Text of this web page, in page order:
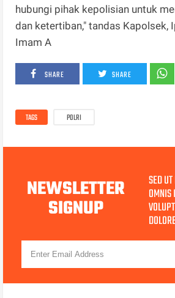
hubungi pihak kepolisian untuk
dan ketertiban," tandas Kapolsek,
Imam A
SHARE SHARE
TAGS POLRI
NEWSLETTER
SIGNUP
SED
OMNIS